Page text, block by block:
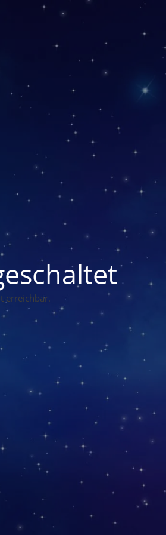
erreichbar.